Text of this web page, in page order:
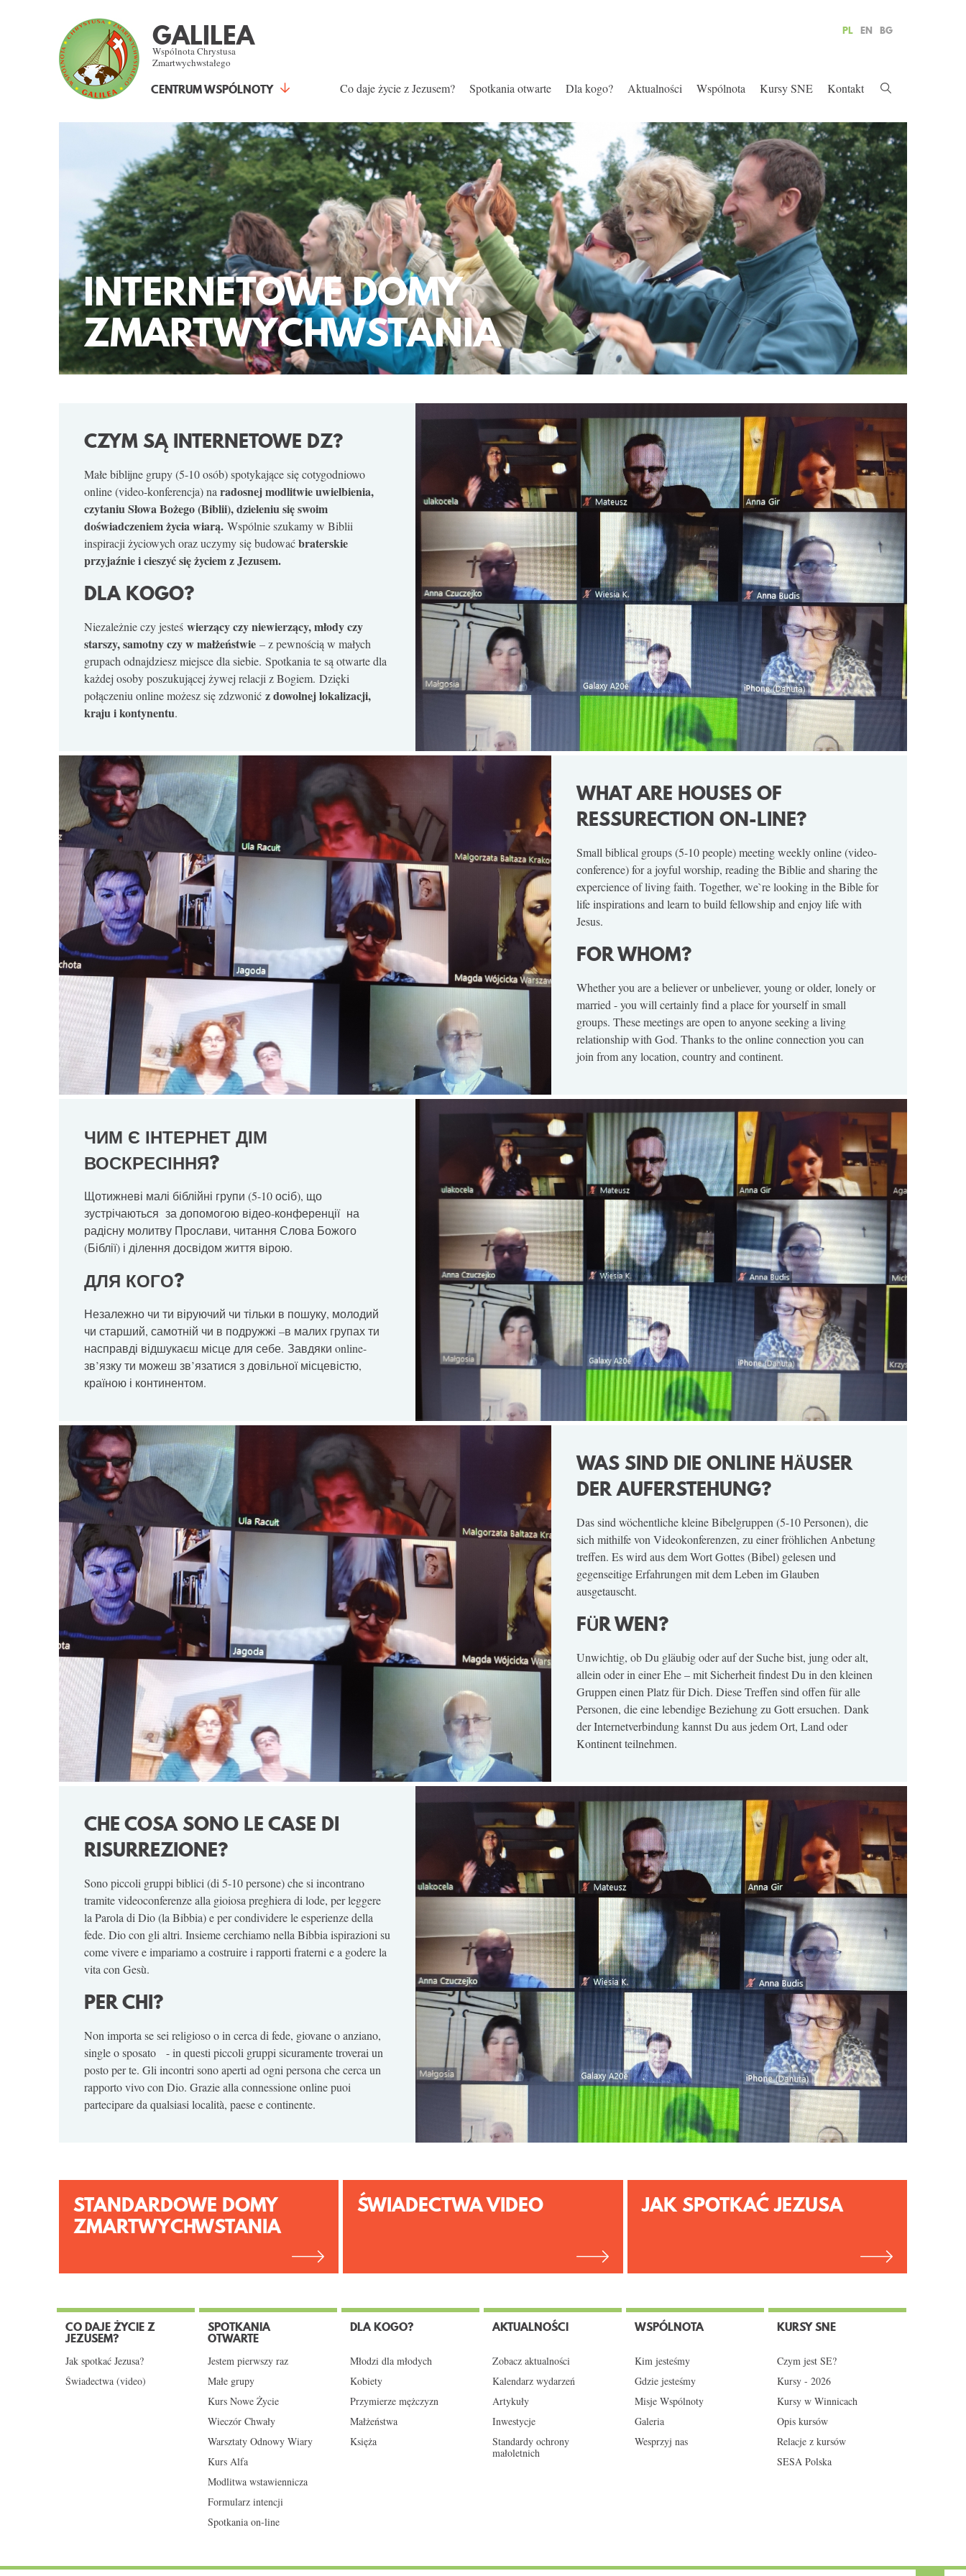
GALILEA
Wspólnota Chrystusa
Zmartwychwstałego
CENTRUM WSPÓLNOTY
PL EN BG
Co daje życie z Jezusem? Spotkania otwarte Dla kogo? Aktualności Wspólnota Kursy SNE Kontakt
INTERNETOWE DOMY
ZMARTWYCHWSTANIA
CZYM SĄ INTERNETOWE DZ?
Małe biblijne grupy (5-10 osób) spotykające się cotygodniowo
online (video-konferencja) na radosnej modlitwie uwielbienia,
czytaniu Słowa Bożego (Biblii), dzieleniu się swoim
doświadczeniem życia wiarą. Wspólnie szukamy w Biblii
inspiracji życiowych oraz uczymy się budowaćbraterskie
przyjaźnie i cieszyć się życiem z Jezusem.
DLA KOGO?
Niezależnie czy jesteś wierzący czy niewierzący, młody czy
starszy, samotny czy w małżeństwie – z pewnością w małych
grupach odnajdziesz miejsce dla siebie. Spotkania te są otwarte dla
każdej osoby poszukującej żywej relacji z Bogiem. Dzięki
połączeniu online możesz się zdzwonić z dowolnej lokalizacji,
kraju i kontynentu.
WHAT ARE HOUSES OF
RESSURECTION ON-LINE?
Small biblical groups (5-10 people) meeting weekly online (video-
conference) for a joyful worship, reading the Biblie and sharing the
expercience of living faith. Together, we`re looking in the Bible for
life inspirations and learn to build fellowship and enjoy life with
Jesus.
FOR WHOM?
Whether you are a believer or unbeliever, young or older, lonely or
married - you will certainly find a place for yourself in small
groups. These meetings are open to anyone seeking a living
relationship with God. Thanks to the online connection you can
join from any location, country and continent.
ЧИМ Є ІНТЕРНЕТ ДІМ
ВОСКРЕСІННЯ?
Щотижневі малі біблійні групи (5-10 осіб), що
зустрічаються за допомогою відео-конференції на
радісну молитву Прослави, читання Слова Божого
(Біблії) і ділення досвідом життя вірою.
ДЛЯ КОГО?
Незалежно чи ти віруючий чи тільки в пошуку, молодий
чи старший, самотній чи в подружжі –в малих групах ти
насправді відшукаєш місце для себе. Завдяки online-
зв’язку ти можеш зв’язатися з довільної місцевістю,
країною і континентом.
WAS SIND DIE ONLINE HÄUSER
DER AUFERSTEHUNG?
Das sind wöchentliche kleine Bibelgruppen (5-10 Personen), die
sich mithilfe von Videokonferenzen, zu einer fröhlichen Anbetung
treffen. Es wird aus dem Wort Gottes (Bibel) gelesen und
gegenseitige Erfahrungen mit dem Leben im Glauben
ausgetauscht.
FÜR WEN?
Unwichtig, ob Du gläubig oder auf der Suche bist, jung oder alt,
allein oder in einer Ehe – mit Sicherheit findest Du in den kleinen
Gruppen einen Platz für Dich. Diese Treffen sind offen für alle
Personen, die eine lebendige Beziehung zu Gott ersuchen. Dank
der Internetverbindung kannst Du aus jedem Ort, Land oder
Kontinent teilnehmen.
CHE COSA SONO LE CASE DI
RISURREZIONE?
Sono piccoli gruppi biblici (di 5-10 persone) che si incontrano
tramite videoconferenze alla gioiosa preghiera di lode, per leggere
la Parola di Dio (la Bibbia) e per condividere le esperienze della
fede. Dio con gli altri. Insieme cerchiamo nella Bibbia ispirazioni su
come vivere e impariamo a costruire i rapporti fraterni e a godere la
vita con Gesù.
PER CHI?
Non importa se sei religioso o in cerca di fede, giovane o anziano,
single o sposato - in questi piccoli gruppi sicuramente troverai un
posto per te. Gli incontri sono aperti ad ogni persona che cerca un
rapporto vivo con Dio. Grazie alla connessione online puoi
partecipare da qualsiasi località, paese e continente.
STANDARDOWE DOMY
ZMARTWYCHWSTANIA
ŚWIADECTWA VIDEO JAK SPOTKAĆ JEZUSA
CO DAJE ŻYCIE Z
JEZUSEM?
Jak spotkać Jezusa?
Świadectwa (video)
SPOTKANIA
OTWARTE
Jestem pierwszy raz
Małe grupy
Kurs Nowe Życie
Wieczór Chwały
Warsztaty Odnowy Wiary
Kurs Alfa
Modlitwa wstawiennicza
Formularz intencji
Spotkania on-line
DLA KOGO?
Młodzi dla młodych
Kobiety
Przymierze mężczyzn
Małżeństwa
Księża
AKTUALNOŚCI
Zobacz aktualności
Kalendarz wydarzeń
Artykuły
Inwestycje
Standardy ochrony
małoletnich
WSPÓLNOTA
Kim jesteśmy
Gdzie jesteśmy
Misje Wspólnoty
Galeria
Wesprzyj nas
KURSY SNE
Czym jest SE?
Kursy - 2026
Kursy w Winnicach
Opis kursów
Relacje z kursów
SESA Polska